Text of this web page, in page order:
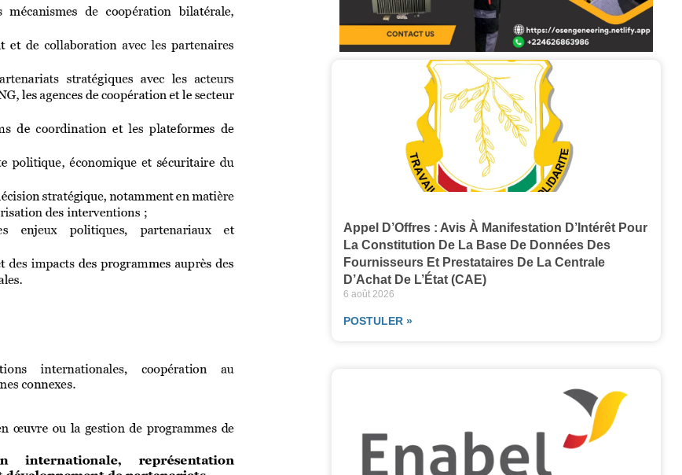
Appel D’Offres : Avis À Manifestation D’Intérêt Pour
La Constitution De La Base De Données Des
Fournisseurs Et Prestataires De La Centrale
D’Achat De L’État (CAE)
6 août 2026
POSTULER »